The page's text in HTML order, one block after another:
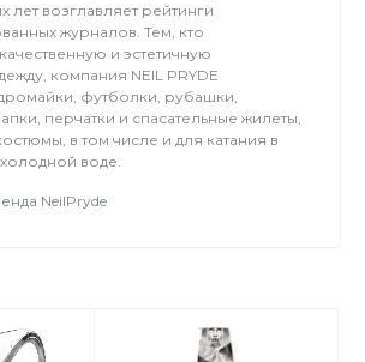
лет возглавляет рейтинги
журналов. Тем, кто
и эстетичную
компания NEIL PRYDE
футболки, рубашки,
перчатки и спасательные жилеты,
в том числе и для катания в
воде.
NeilPryde